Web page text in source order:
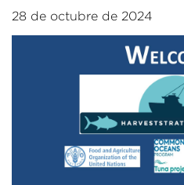
28 de octubre de 2024